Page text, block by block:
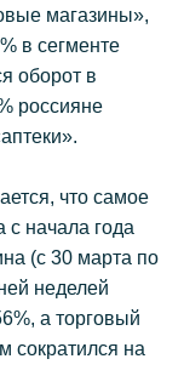
магазины»,
в сегменте
оборот в
россияне
что самое
с начала года
(с 30 марта по
неделей
а торговый
сократился на